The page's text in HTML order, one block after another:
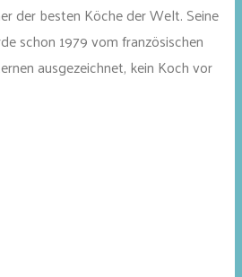
der besten Köche der Welt. Seine
schon 1979 vom französischen
ausgezeichnet, kein Koch vor